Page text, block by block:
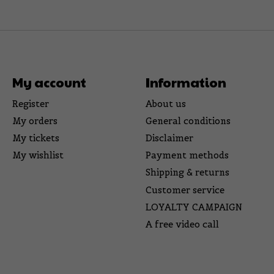
My account
Register
My orders
My tickets
My wishlist
Information
About us
General conditions
Disclaimer
Payment methods
Shipping & returns
Customer service
LOYALTY CAMPAIGN
A free video call